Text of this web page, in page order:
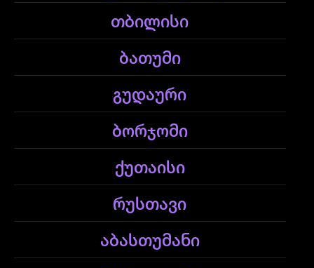
თბილისი
ბათუმი
გუდაური
ბორჯომი
ქუთაისი
რუსთავი
აბასთუმანი